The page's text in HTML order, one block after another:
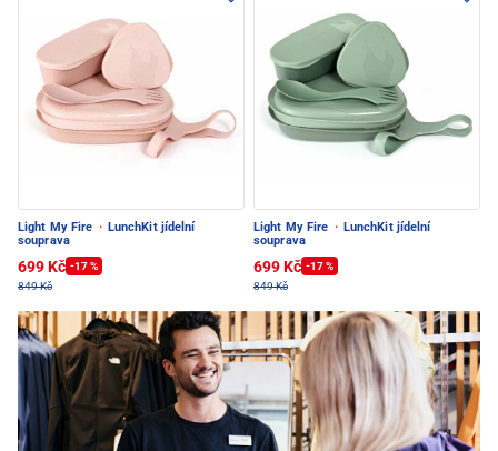
Light My Fire · LunchKit jídelní
souprava
699 Kč -17 %
849 Kč
Light My Fire · LunchKit jídelní
souprava
699 Kč -17 %
849 Kč